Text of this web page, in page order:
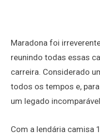
Maradona foi
reunindo todas essas
carreira. Considerado
todos os tempos e,
um legado
Com a lendária camisa